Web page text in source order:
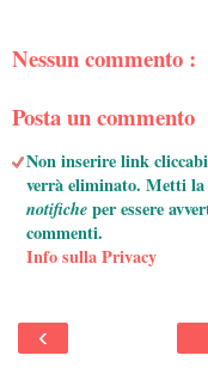
Nessun commento :
Posta un commento
Non inserire link
verrà eliminato. Metti
notificheper essere
commenti.
Info sulla Privacy
‹